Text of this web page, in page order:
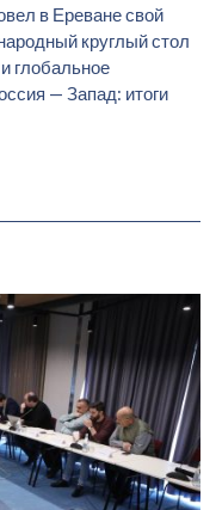
в Ереване свой
круглый стол
глобальное
— Запад: итоги